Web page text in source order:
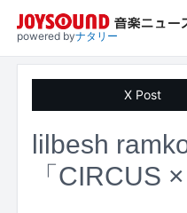
powered byナタリー
X Post
lilbesh
「CIRCUS